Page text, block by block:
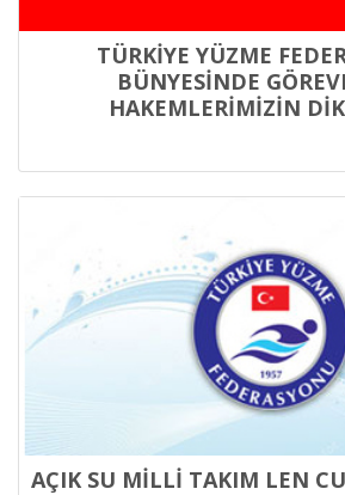
TÜRKİYE YÜZME
BÜNYESİNDE
HAKEMLERİMİZİN
AÇIK SU MİLLİ TAKIM LEN